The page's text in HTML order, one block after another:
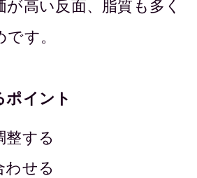
が高い反面、脂質も多く
す。
ポイント
整する
わせる